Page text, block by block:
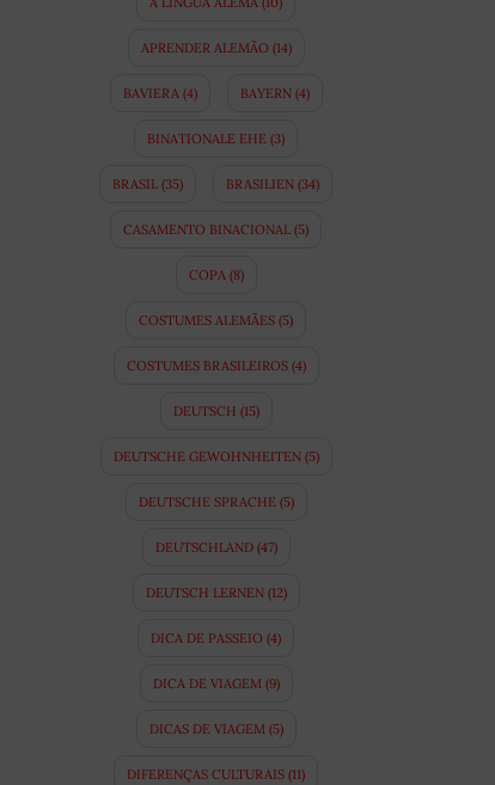
APRENDER ALEMÃO (14)
BAVIERA(4) BAYERN(4)
BINATIONALE EHE (3)
BRASIL (35) BRASILIEN (34)
CASAMENTO BINACIONAL (5)
COPA(8)
COSTUMES ALEMÃES (5)
COSTUMES BRASILEIROS(4)
DEUTSCH (15)
DEUTSCHE GEWOHNHEITEN(5)
DEUTSCHE SPRACHE(5)
DEUTSCHLAND(47)
DEUTSCH LERNEN(12)
DICA DE PASSEIO (4)
DICA DE VIAGEM(9)
DICAS DE VIAGEM(5)
DIFERENÇAS CULTURAIS (11)